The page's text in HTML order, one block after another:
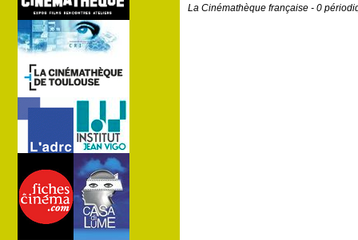
La Cinémathèque française - 0